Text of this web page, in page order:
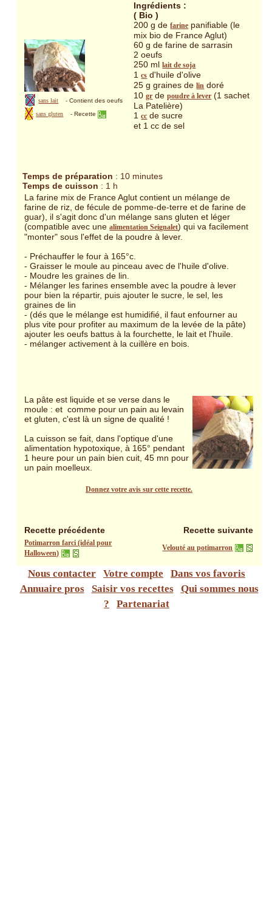
sans lait
- Contient des oeufs
sans gluten
-Recette
Ingrédients :
( Bio )
200 g defarine panifiable (le
mix bio de France Aglut)
60 g de farine de sarrasin
2 oeufs
250 mllait de soja
1cs d'huile d'olive
25 g graines delin doré
10gr depoudre à lever (1 sachet
La Patelière)
1cc de sucre
et 1 cc de sel
Temps de préparation : 10 minutes
Temps de cuisson : 1 h
La farine mix de France Aglut contient un mélange de
farine de riz, de fécule de pomme-de-terre et de farine de
guar), il s'agit donc d'un mélange sans gluten et léger
(compatible avec unealimentation Seignalet) qui va facilement
"monter" sous l'effet de la poudre à lever.
- Préchauffer le four à 165°c.
- Graisser le moule au pinceau avec de l'huile d'olive.
- Moudre les graines de lin.
- Mélanger les farines ensemble avec la poudre à lever
pour bien la répartir, puis ajouter le sucre, le sel, les
graines de lin
- (dés que le mélange est humidifié, il faut enfourner au
plus vite pour profiter au maximum de la levée de la pâte)
ajouter les oeufs battus à la fourchette, le lait et l'huile.
- mélanger activement à la cuillère en bois.
La pâte est liquide et se verse dans le
moule : et comme pour un pain au levain
et gluten, c'est là un signe de qualité !
La cuisson se fait, dans l'optique d'une
alimentation hypotoxique, à 165° pendant
1 heure pour un pain bien cuit, 45 mn pour
un pain moelleux.
Donnez votre avis sur cette recette.
Recette précédente Recette suivante
Potimarron farci (idéal pour
Halloween)
Velouté au potimarron
Nous contacter Votre compte
Dans vos favoris
Annuaire pros
Saisir vos recettes
Qui sommes nous
?
Partenariat